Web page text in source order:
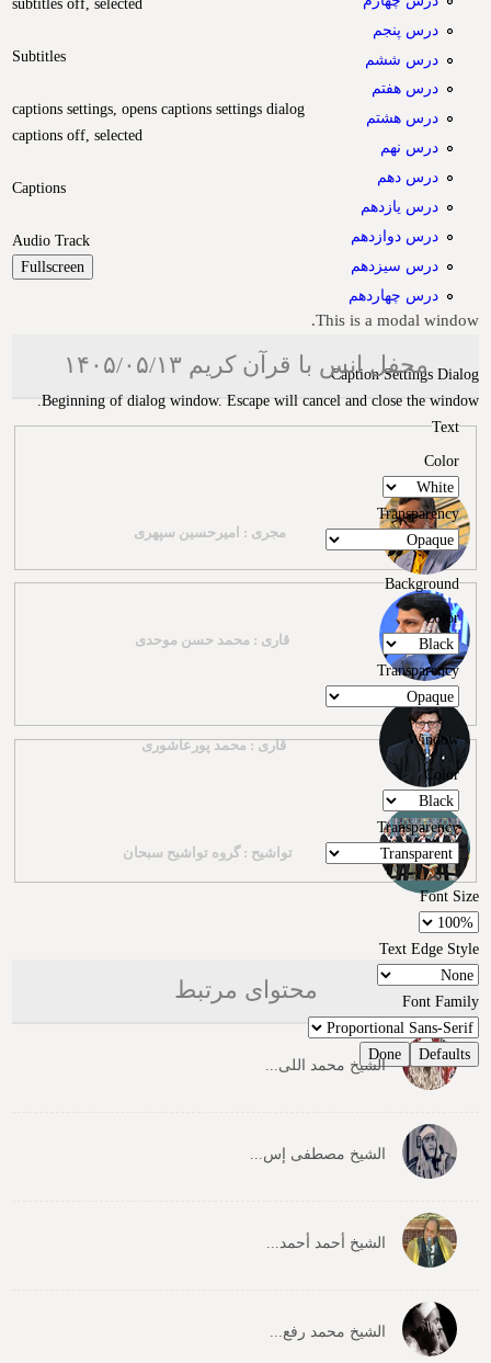
Subtitles
captions settings , opens captions settings dialog
captions off , selected
Captions
Audio Track
Fullscreen
This is a modal window.
Caption Settings Dialog
Beginning of dialog window. Escape will cancel and close the window.
Text
Color
Transparency
Background
Color
Transparency
Window
Color
Transparency
Font Size
Text Edge Style
Font Family
Defaults
Done
درس پنجم
درس ششم
درس هفتم
درس هشتم
درس نهم
درس دهم
درس یازدهم
درس دوازدهم
درس سیزدهم
درس چهاردهم
محفل انس با قرآن کریم ۱۴۰۵/۰۵/۱۳
مجری : امیرحسین سپهری
قاری : محمد حسن موحدی
قاری : محمد پورعاشوری
تواشیح : گروه تواشیح سبحان
محتوای مرتبط
الشیخ محمد اللی...
الشیخ مصطفی إس...
الشیخ أحمد أحمد...
الشیخ محمد رفع...